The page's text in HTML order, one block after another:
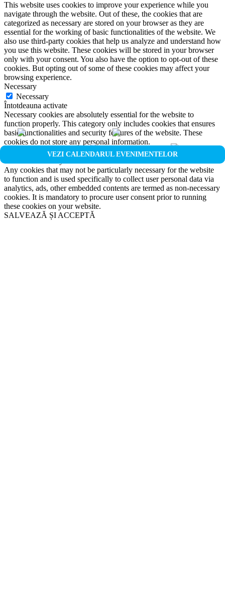
VEZI CALENDARUL EVENIMENTELOR
This website uses cookies to improve your experience while you
navigate through the website. Out of these, the cookies that are
categorized as necessary are stored on your browser as they are
essential for the working of basic functionalities of the website. We
also use third-party cookies that help us analyze and understand how
you use this website. These cookies will be stored in your browser
only with your consent. You also have the option to opt-out of these
cookies. But opting out of some of these cookies may affect your
browsing experience.
Necessary
Necessary
Întotdeauna activate
Necessary cookies are absolutely essential for the website to
function properly. This category only includes cookies that ensures
basic functionalities and security features of the website. These
cookies do not store any personal information.
Non-necessary
Any cookies that may not be particularly necessary for the website
to function and is used specifically to collect user personal data via
analytics, ads, other embedded contents are termed as non-necessary
cookies. It is mandatory to procure user consent prior to running
these cookies on your website.
SALVEAZĂ ȘI ACCEPTĂ